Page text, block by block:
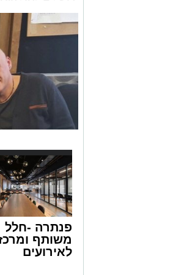
שירה מתחרות
גם אימרי וחובי
20 שנה לתכנית
פנתרה -חלל
משותף
לאירועים